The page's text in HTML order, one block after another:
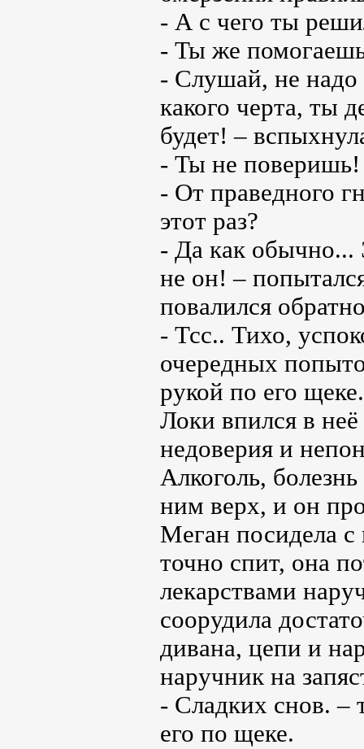
- А с чего ты
- Ты же
- Слушай, не
какого черта, ты
будет! –
- Ты не поверишь!
- От праведного
этот раз?
- Да как обычно...
не он! –
повалился
- Тсс.. Тихо,
очередных
рукой по его
Локи впился в
недоверия и
Алкоголь,
ним верх, и он
Меган посидела
точно спит, она
лекарствами
соорудила
дивана, цепи и
наручник на
- Сладких снов. –
его по щеке.